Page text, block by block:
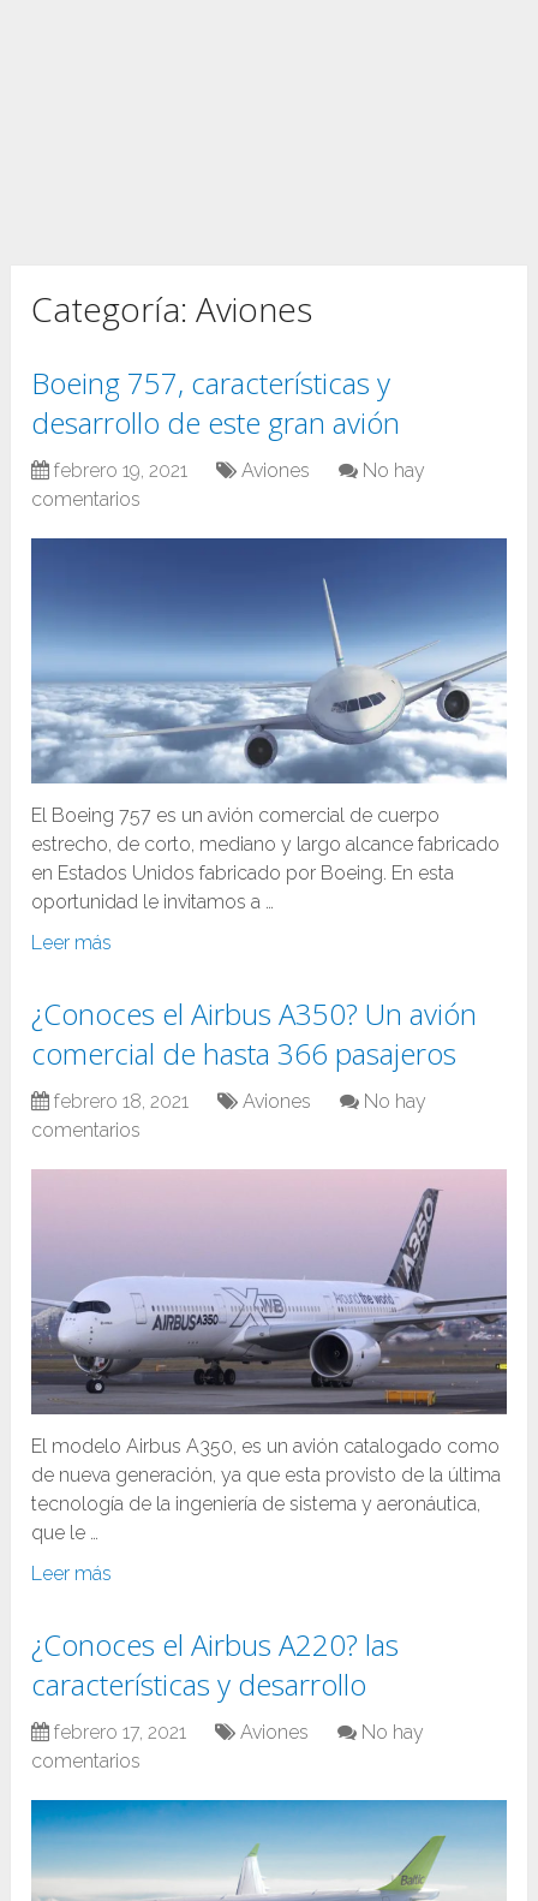
Categoría:Aviones
Boeing 757, características y
desarrollo de este gran avión
febrero 19, 2021 Aviones
No hay
comentarios
El Boeing 757 es un avión comercial de cuerpo
estrecho, de corto, mediano y largo alcance fabricado
en Estados Unidos fabricado por Boeing. En esta
oportunidad le invitamos a …
Leer más
¿Conoces el Airbus A350? Un avión
comercial de hasta 366 pasajeros
febrero 18, 2021 Aviones
No hay
comentarios
El modelo Airbus A350, es un avión catalogado como
de nueva generación, ya que esta provisto de la última
tecnología de la ingeniería de sistema y aeronáutica,
que le …
Leer más
¿Conoces el Airbus A220? las
características y desarrollo
febrero 17, 2021 Aviones
No hay
comentarios